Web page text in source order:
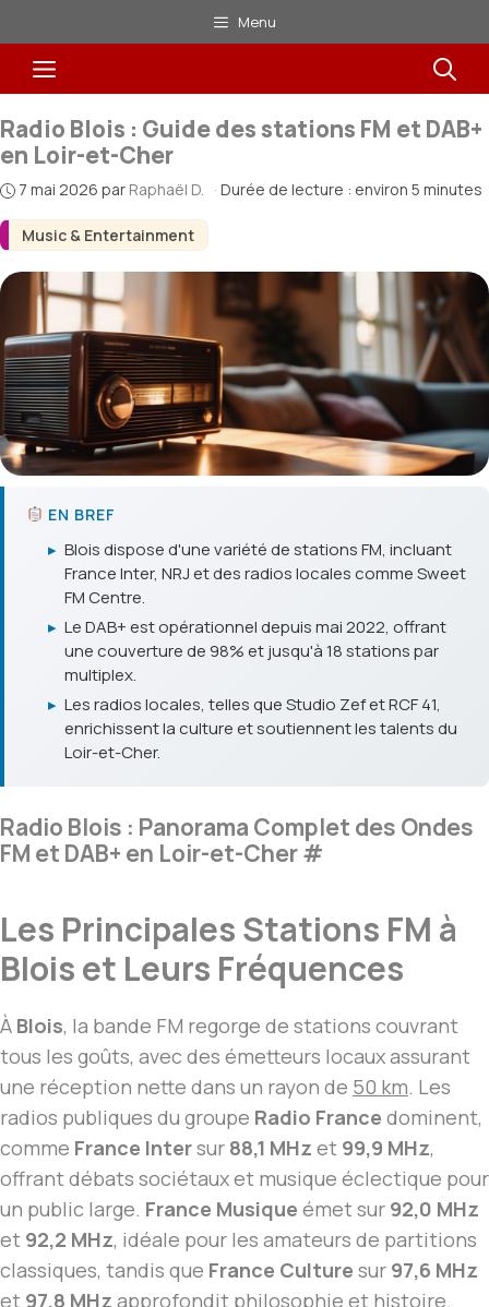
au
contenu
Menu
Menu
Music & Entertainment
Radio Blois : Guide des stations FM et DAB+
en Loir-et-Cher
7 mai 2026 par Raphaël D. · Durée de lecture : environ 5 minutes
EN BREF
▸ Blois dispose d'une variété de stations FM, incluant
France Inter, NRJ et des radios locales comme Sweet
FM Centre.
▸ Le DAB+ est opérationnel depuis mai 2022, offrant
une couverture de 98% et jusqu'à 18 stations par
multiplex.
▸ Les radios locales, telles que Studio Zef et RCF 41,
enrichissent la culture et soutiennent les talents du
Loir-et-Cher.
Radio Blois : Panorama Complet des Ondes
FM et DAB+ en Loir-et-Cher#
Les Principales Stations FM à
Blois et Leurs Fréquences
À Blois, la bande FM regorge de stations couvrant
tous les goûts, avec des émetteurs locaux assurant
une réception nette dans un rayon de 50 km. Les
radios publiques du groupe Radio France dominent,
comme France Intersur 88,1 MHz et 99,9 MHz,
offrant débats sociétaux et musique éclectique pour
un public large. France Musique émet sur 92,0 MHz
et 92,2 MHz, idéale pour les amateurs de partitions
classiques, tandis que France Culture sur 97,6 MHz
et 97,8 MHz approfondit philosophie et histoire.